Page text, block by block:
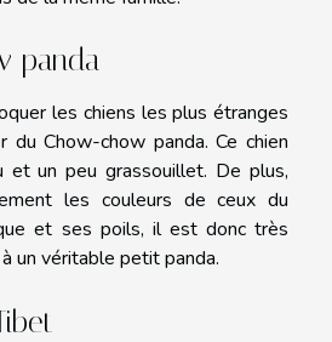
panda
les chiens les plus étranges
du Chow-chow panda. Ce chien
un peu grassouillet. De plus,
les couleurs de ceux du
et ses poils, il est donc très
un véritable petit panda.